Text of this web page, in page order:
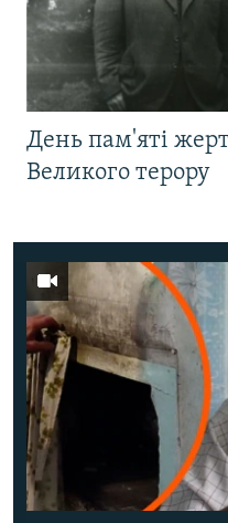
День пам'яті
Великого терору